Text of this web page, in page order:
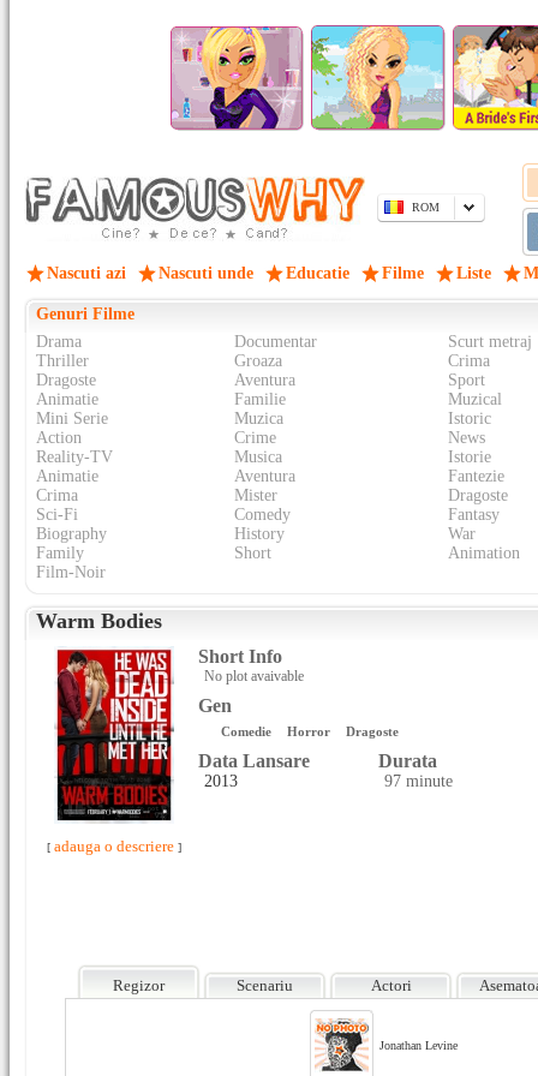
ROM
Nascuti azi Nascuti unde Educatie Filme Liste
Genuri Filme
Drama
Documentar
Scurt metraj
Thriller
Groaza
Crima
Dragoste
Aventura
Sport
Animatie
Familie
Muzical
Mini Serie
Muzica
Istoric
Action
Crime
News
Reality-TV
Musica
Istorie
Animatie
Aventura
Fantezie
Crima
Mister
Dragoste
Sci-Fi
Comedy
Fantasy
Biography
History
War
Family
Short
Animation
Film-Noir
Warm Bodies
[ adauga o descriere ]
Short Info
No plot avaivable
Gen
Comedie Horror Dragoste
Data Lansare
2013
Durata
97 minute
Regizor Scenariu Actori
Jonathan Levine